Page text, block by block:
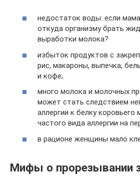
недостаток воды: если
откуда организму брать
выработки молока?
избыток продуктов с
рис, макароны, выпечка,
и кофе;
много молока и молочных
может стать следствием
аллергии к белку коровьего
частого вида аллергии на
в рационе женщины мало
Мифы о прорезывании